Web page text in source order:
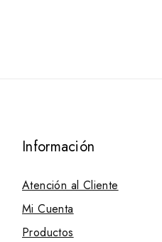
Información
Atención al Cliente
Mi Cuenta
Productos